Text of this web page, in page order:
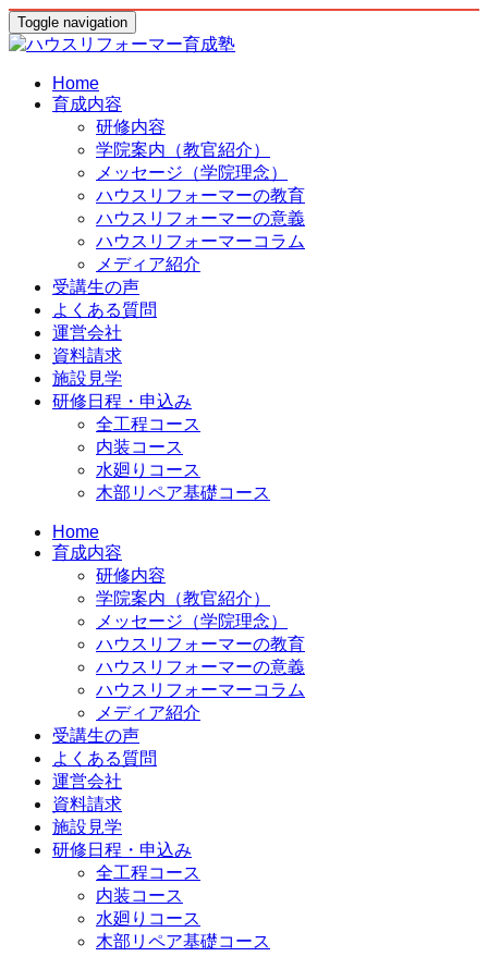
Toggle navigation
Home
育成内容
研修内容
学院案内（教官紹介）
メッセージ（学院理念）
ハウスリフォーマーの教育
ハウスリフォーマーの意義
ハウスリフォーマーコラム
メディア紹介
受講生の声
よくある質問
運営会社
資料請求
施設見学
研修日程・申込み
全工程コース
内装コース
水廻りコース
木部リペア基礎コース
Home
育成内容
研修内容
学院案内（教官紹介）
メッセージ（学院理念）
ハウスリフォーマーの教育
ハウスリフォーマーの意義
ハウスリフォーマーコラム
メディア紹介
受講生の声
よくある質問
運営会社
資料請求
施設見学
研修日程・申込み
全工程コース
内装コース
水廻りコース
木部リペア基礎コース